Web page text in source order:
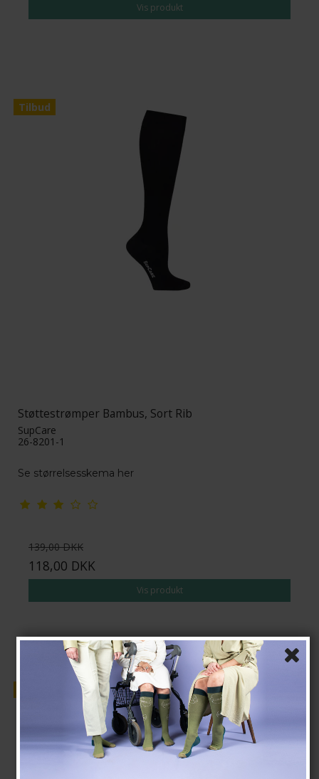
Vis produkt
Tilbud
Støttestrømper Bambus, Sort Rib
SupCare
26-8201-1
Se størrelsesskema her
139,00 DKK
118,00 DKK
Vis produkt